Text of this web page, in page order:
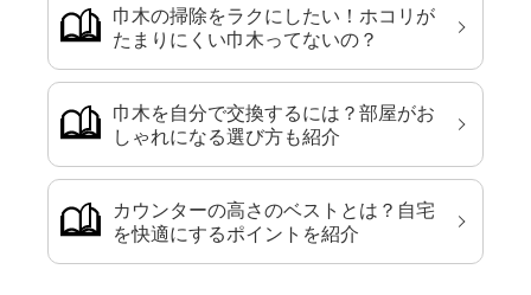
巾木の掃除をラクにしたい！ホコリが
たまりにくい巾木ってないの？
巾木を自分で交換するには？部屋がお
しゃれになる選び方も紹介
カウンターの高さのベストとは？自宅
を快適にするポイントを紹介